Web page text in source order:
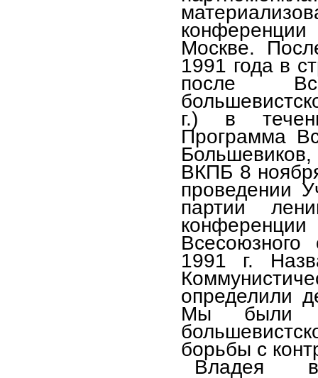
Москве.
1991 года в
после
г.) в
Программа
ВКПБ 8
проведении
партии
1991 г.
определили
Мы были
борьбы с
Владея в